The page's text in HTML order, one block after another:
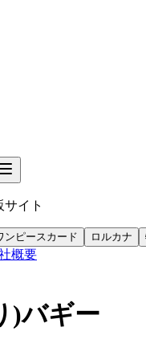
サイト
ンピースカード ロルカナ
概要
)バギー